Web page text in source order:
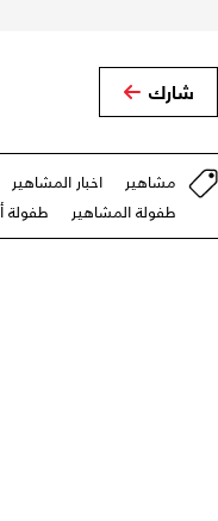
شارك
مشاهير اخبار المشاهير
طفولة المشاهير
طفولة